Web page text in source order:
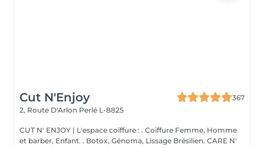
Cut N'Enjoy
367
2, Route D'Arlon Perlé L-8825
CUT N' ENJOY | L'espace coiffure : . Coiffure Femme, Homme
et barber, Enfant. . Botox, Génoma, Lissage Brésilien. CARE N'